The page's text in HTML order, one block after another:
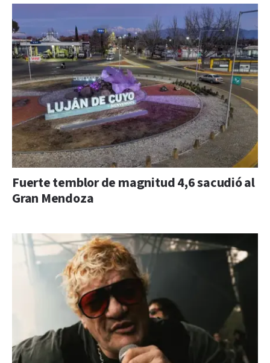
Fuerte temblor de magnitud 4,6 sacudió al
Gran Mendoza